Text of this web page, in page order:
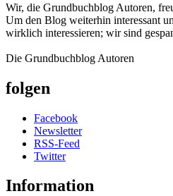
Wir, die Grundbuchblog Autoren,
Um den Blog weiterhin interessant
wirklich interessieren; wir sind
Die Grundbuchblog Autoren
folgen
Facebook
Newsletter
RSS-Feed
Twitter
Information